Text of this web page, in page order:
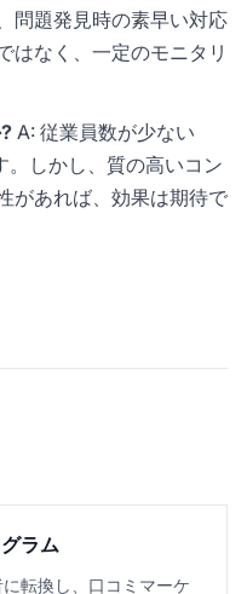
問題発見時の素早い対応
はなく、一定のモニタリ
A: 従業員数が少ない
。しかし、質の高いコン
があれば、効果は期待で
ラム
転換し、口コミマーケ